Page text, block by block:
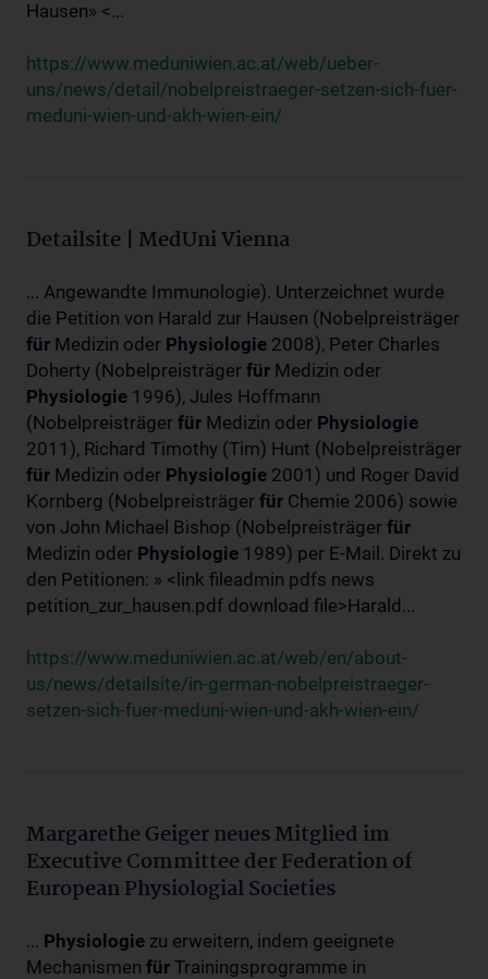
Hausen» <...
https://www.meduniwien.ac.at/web/ueber-
uns/news/detail/nobelpreistraeger-setzen-sich-fuer-
meduni-wien-und-akh-wien-ein/
Detailsite | MedUni Vienna
... Angewandte Immunologie). Unterzeichnet wurde
die Petition von Harald zur Hausen (Nobelpreisträger
für Medizin oder Physiologie 2008), Peter Charles
Doherty (Nobelpreisträger für Medizin oder
Physiologie 1996), Jules Hoffmann
(Nobelpreisträger für Medizin oder Physiologie
2011), Richard Timothy (Tim) Hunt (Nobelpreisträger
für Medizin oder Physiologie 2001) und Roger David
Kornberg (Nobelpreisträger für Chemie 2006) sowie
von John Michael Bishop (Nobelpreisträger für
Medizin oder Physiologie 1989) per E-Mail. Direkt zu
den Petitionen: » <link fileadmin pdfs news
petition_zur_hausen.pdf download file>Harald...
https://www.meduniwien.ac.at/web/en/about-
us/news/detailsite/in-german-nobelpreistraeger-
setzen-sich-fuer-meduni-wien-und-akh-wien-ein/
Margarethe Geiger neues Mitglied im
Executive Committee der Federation of
European Physiologial Societies
... Physiologie zu erweitern, indem geeignete
Mechanismen für Trainingsprogramme in